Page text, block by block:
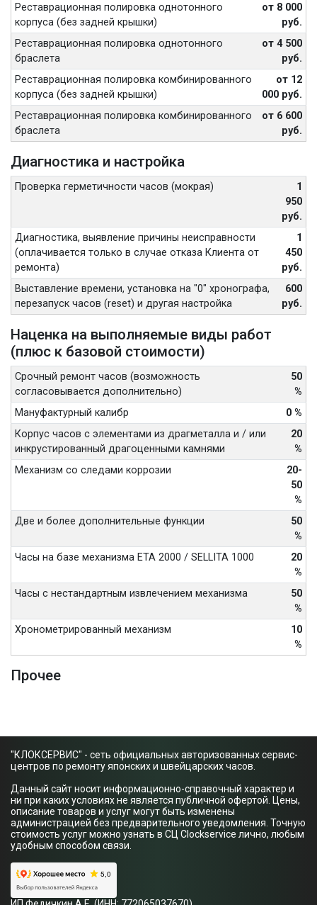
Реставрационная полировка однотонного
корпуса (без задней крышки)
от 8 000
руб.
Реставрационная полировка однотонного
браслета
от 4 500
руб.
Реставрационная полировка комбинированного
корпуса (без задней крышки)
от 12
000 руб.
Реставрационная полировка комбинированного
браслета
от 6 600
руб.
Диагностика и настройка
Проверка герметичности часов (мокрая)
1
950
руб.
Диагностика, выявление причины неисправности
(оплачивается только в случае отказа Клиента от
ремонта)
1
450
руб.
Выставление времени, установка на "0" хронографа,
перезапуск часов (reset) и другая настройка
600
руб.
Наценка на выполняемые виды работ
(плюс к базовой стоимости)
Срочный ремонт часов (возможность
согласовывается дополнительно)
50
%
Мануфактурный калибр
0 %
Корпус часов с элементами из драгметалла и / или
инкрустированный драгоценными камнями
20
%
Механизм со следами коррозии
20-
50
%
Две и более дополнительные функции
50
%
Часы на базе механизма ETA 2000 / SELLITA 1000
20
%
Часы с нестандартным извлечением механизма
50
%
Хронометрированный механизм
10
%
Прочее
"КЛОКСЕРВИС" - сеть официальных авторизованных сервис-
центров по ремонту японских и швейцарских часов.
Данный сайт носит информационно-справочный характер и
ни при каких условиях не является публичной офертой. Цены,
описание товаров и услуг могут быть изменены
администрацией без предварительного уведомления. Точную
стоимость услуг можно узнать в СЦ Clockservice лично, любым
удобным способом связи.